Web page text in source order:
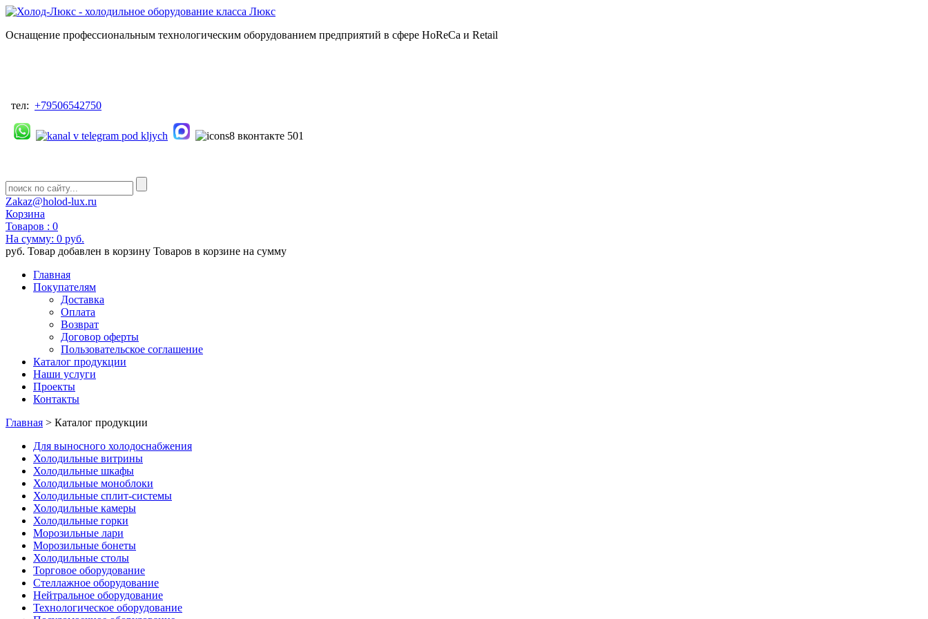
Оснащение профессиональным технологическим оборудованием предприятий в сфере HoReCa и Retail
тел: +79506542750
Zakaz@holod-lux.ru
Корзина
Товаров : 0
На сумму: 0 руб.
руб. Товар добавлен в корзину Товаров в корзине на сумму
Главная
Покупателям
Доставка
Оплата
Возврат
Договор оферты
Пользовательское соглашение
Каталог продукции
Наши услуги
Проекты
Контакты
Главная > Каталог продукции
Для выносного холодоснабжения
Холодильные витрины
Холодильные шкафы
Холодильные моноблоки
Холодильные сплит-системы
Холодильные камеры
Холодильные горки
Морозильные лари
Морозильные бонеты
Холодильные столы
Торговое оборудование
Стеллажное оборудование
Нейтральное оборудование
Технологическое оборудование